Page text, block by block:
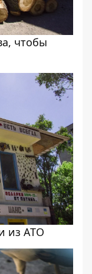
чтобы
из АТО